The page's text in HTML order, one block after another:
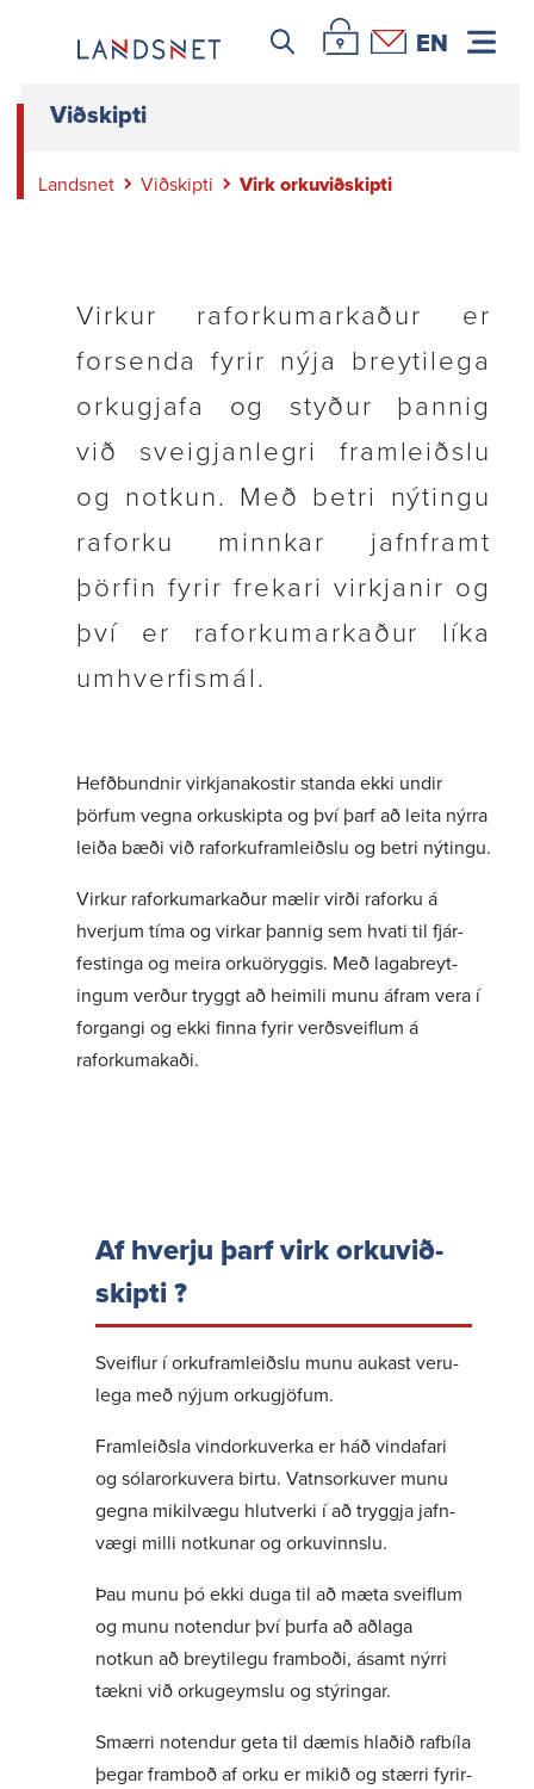
Leitar iconÞjónustuvefur Landsnets
Hafa samband
EN
Viðskipti
Landsnet Viðskipti Virk orkuviðskipti
Virkur raforku­mark­aður er
forsenda fyrir nýja breyti­lega
orku­gjafa og styður þannig
við sveigj­an­legri fram­leiðslu
og notkun. Með betri nýtingu
raforku minnkar jafn­framt
þörfin fyrir frekari virkj­anir og
því er raforku­mark­aður líka
umhverf­is­mál.
Hefð­bundnir virkj­ana­kostir standa ekki undir
þörfum vegna orku­skipta og því þarf að leita nýrra
leiða bæði við raforku­fram­leiðslu og betri nýtingu.
Virkur raforku­mark­aður mælir virði raforku á
hverjum tíma og virkar þannig sem hvati til fjár­
fest­inga og meira orku­ör­yggis. Með laga­breyt­
ingum verður tryggt að heimili munu áfram vera í
forgangi og ekki finna fyrir verð­sveiflum á
raforkumakaði.
Af hverju þarf virk orku­við­
skipti ?
Sveiflur í orku­fram­leiðslu munu aukast veru­
lega með nýjum orku­gjöfum.
Fram­leiðsla vindorku­verka er háð vindafari
og sólar­orku­vera birtu. Vatns­orkuver munu
gegna mikil­vægu hlut­verki í að tryggja jafn­
vægi milli notk­unar og orku­vinnslu.
Þau munu þó ekki duga til að mæta sveiflum
og munu notendur því þurfa að aðlaga
notkun að breyti­legu fram­boði, ásamt nýrri
tækni við orku­geymslu og stýr­ingar.
Smærri notendur geta til dæmis hlaðið rafbíla
þegar framboð af orku er mikið og stærri fyrir­